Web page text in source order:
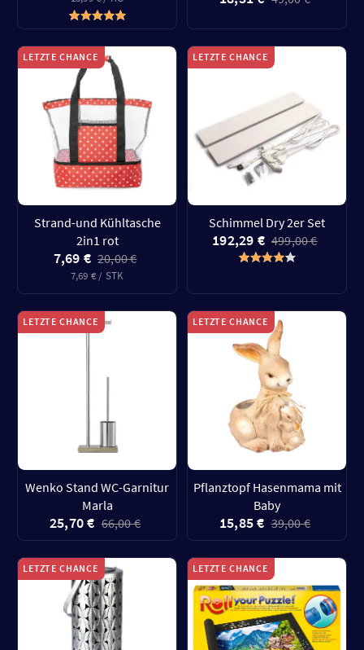
LETZTE CHANCE
Strand-und Kühltasche
2in1 rot
7,69 € 20,00 €
7,69 € / STK
LETZTE CHANCE
Schimmel Dry 2er Set
192,29 € 499,00 €
LETZTE CHANCE
Wenko Stand WC-Garnitur
Marla
25,70 € 66,00 €
LETZTE CHANCE
Pflanztopf Hasenmama mit
Baby
15,85 € 39,00 €
LETZTE CHANCE LETZTE CHANCE